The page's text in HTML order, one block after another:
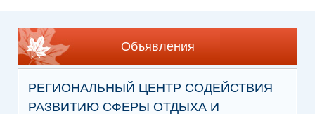
Объявления
РЕГИОНАЛЬНЫЙ ЦЕНТР СОДЕЙСТВИЯ
РАЗВИТИЮ СФЕРЫ ОТДЫХА И